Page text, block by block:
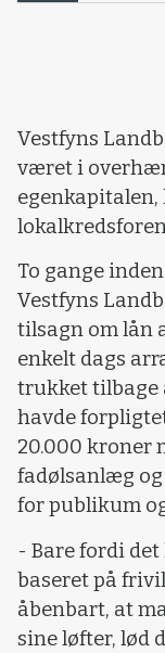
Vestfyns
været i
To gange
Vestfyns
tilsagn om lån
enkelt dags
trukket tilbage
havde
20.000 kroner
fadølsanlæg
for publikum
- Bare fordi
baseret på
åbenbart, at
sine løfter, lød